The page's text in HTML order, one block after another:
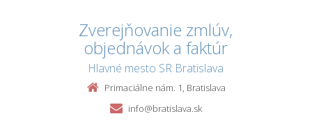
Zverejňovanie zmlúv,
objednávok a faktúr
Hlavné mesto SR Bratislava
Primaciálne nám. 1, Bratislava
info@bratislava.sk